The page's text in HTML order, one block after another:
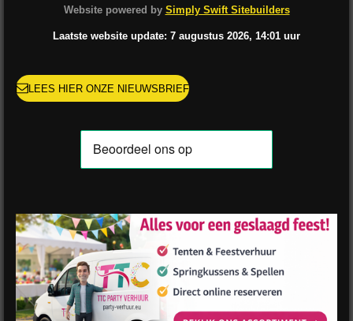
b
k
a
a
o
e
r
s
u
b
e
s
A
p
p
Website powered by Simply Swift Sitebuilders
Laatste website update: 7 augustus 2026, 14:01 uur
LEES HIER ONZE NIEUWSBRIEF